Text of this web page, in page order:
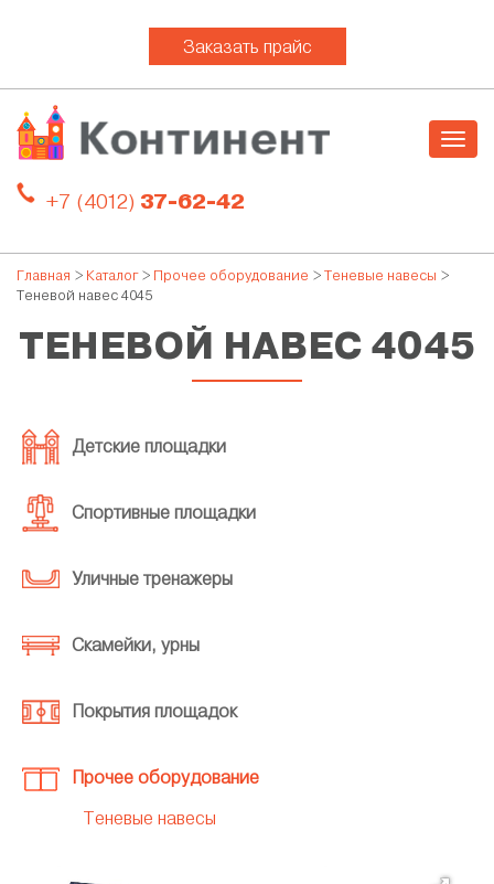
Заказать прайс
+7 (4012) 37-62-42
Главная > Каталог> Прочее оборудование >Теневые навесы >
Теневой навес 4045
ТЕНЕВОЙ НАВЕС 4045
Детские площадки
Спортивные площадки
Уличные тренажеры
Скамейки, урны
Покрытия площадок
Прочее оборудование
Теневые навесы